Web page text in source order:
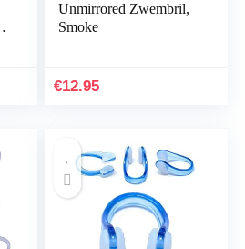
Unmirrored Zwembril,
Smoke
€12.95